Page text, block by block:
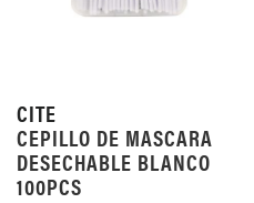
CITE
CEPILLO DE MASCARA
DESECHABLE BLANCO
100PCS